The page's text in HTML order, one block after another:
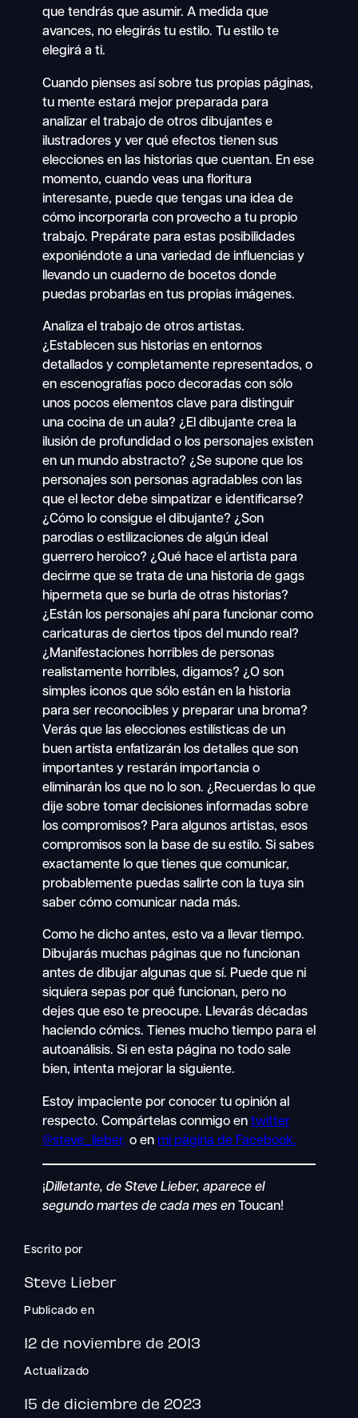
que tendrás que asumir. A medida que
avances, no elegirás tu estilo. Tu estilo te
elegirá a ti.
Cuando pienses así sobre tus propias páginas,
tu mente estará mejor preparada para
analizar el trabajo de otros dibujantes e
ilustradores y ver qué efectos tienen sus
elecciones en las historias que cuentan. En ese
momento, cuando veas una floritura
interesante, puede que tengas una idea de
cómo incorporarla con provecho a tu propio
trabajo. Prepárate para estas posibilidades
exponiéndote a una variedad de influencias y
llevando un cuaderno de bocetos donde
puedas probarlas en tus propias imágenes.
Analiza el trabajo de otros artistas.
¿Establecen sus historias en entornos
detallados y completamente representados, o
en escenografías poco decoradas con sólo
unos pocos elementos clave para distinguir
una cocina de un aula? ¿El dibujante crea la
ilusión de profundidad o los personajes existen
en un mundo abstracto? ¿Se supone que los
personajes son personas agradables con las
que el lector debe simpatizar e identificarse?
¿Cómo lo consigue el dibujante? ¿Son
parodias o estilizaciones de algún ideal
guerrero heroico? ¿Qué hace el artista para
decirme que se trata de una historia de gags
hipermeta que se burla de otras historias?
¿Están los personajes ahí para funcionar como
caricaturas de ciertos tipos del mundo real?
¿Manifestaciones horribles de personas
realistamente horribles, digamos? ¿O son
simples iconos que sólo están en la historia
para ser reconocibles y preparar una broma?
Verás que las elecciones estilísticas de un
buen artista enfatizarán los detalles que son
importantes y restarán importancia o
eliminarán los que no lo son. ¿Recuerdas lo que
dije sobre tomar decisiones informadas sobre
los compromisos? Para algunos artistas, esos
compromisos son la base de su estilo. Si sabes
exactamente lo que tienes que comunicar,
probablemente puedas salirte con la tuya sin
saber cómo comunicar nada más.
Como he dicho antes, esto va a llevar tiempo.
Dibujarás muchas páginas que no funcionan
antes de dibujar algunas que sí. Puede que ni
siquiera sepas por qué funcionan, pero no
dejes que eso te preocupe. Llevarás décadas
haciendo cómics. Tienes mucho tiempo para el
autoanálisis. Si en esta página no todo sale
bien, intenta mejorar la siguiente.
Estoy impaciente por conocer tu opinión al
respecto. Compártelas conmigo en twitter
@steve_lieber, o en mi página de Facebook.
¡Dilletante, de Steve Lieber, aparece el
segundo martes de cada mes enToucan!
Escrito por
Steve Lieber
Publicado en
12 de noviembre de 2013
Actualizado
15 de diciembre de 2023